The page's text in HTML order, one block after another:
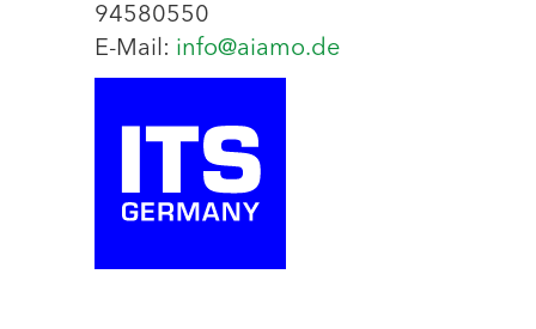
94580550
E-Mail: info@aiamo.de